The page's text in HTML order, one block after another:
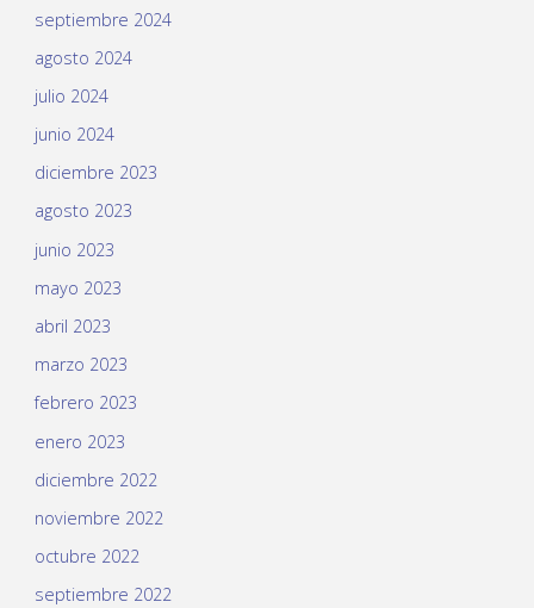
septiembre 2024
agosto 2024
julio 2024
junio 2024
diciembre 2023
agosto 2023
junio 2023
mayo 2023
abril 2023
marzo 2023
febrero 2023
enero 2023
diciembre 2022
noviembre 2022
octubre 2022
septiembre 2022